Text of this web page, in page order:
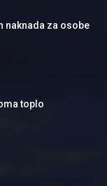
naknada za osobe
toplo